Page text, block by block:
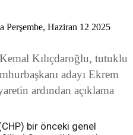
Perşembe, Haziran 12 2025
Kılıçdaroğlu, tutuklu
adayı Ekrem
ardından açıklama
bir önceki genel